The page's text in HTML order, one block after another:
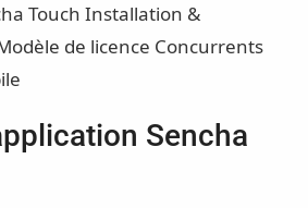
Touch Installation &
de licence Concurrents
Sencha